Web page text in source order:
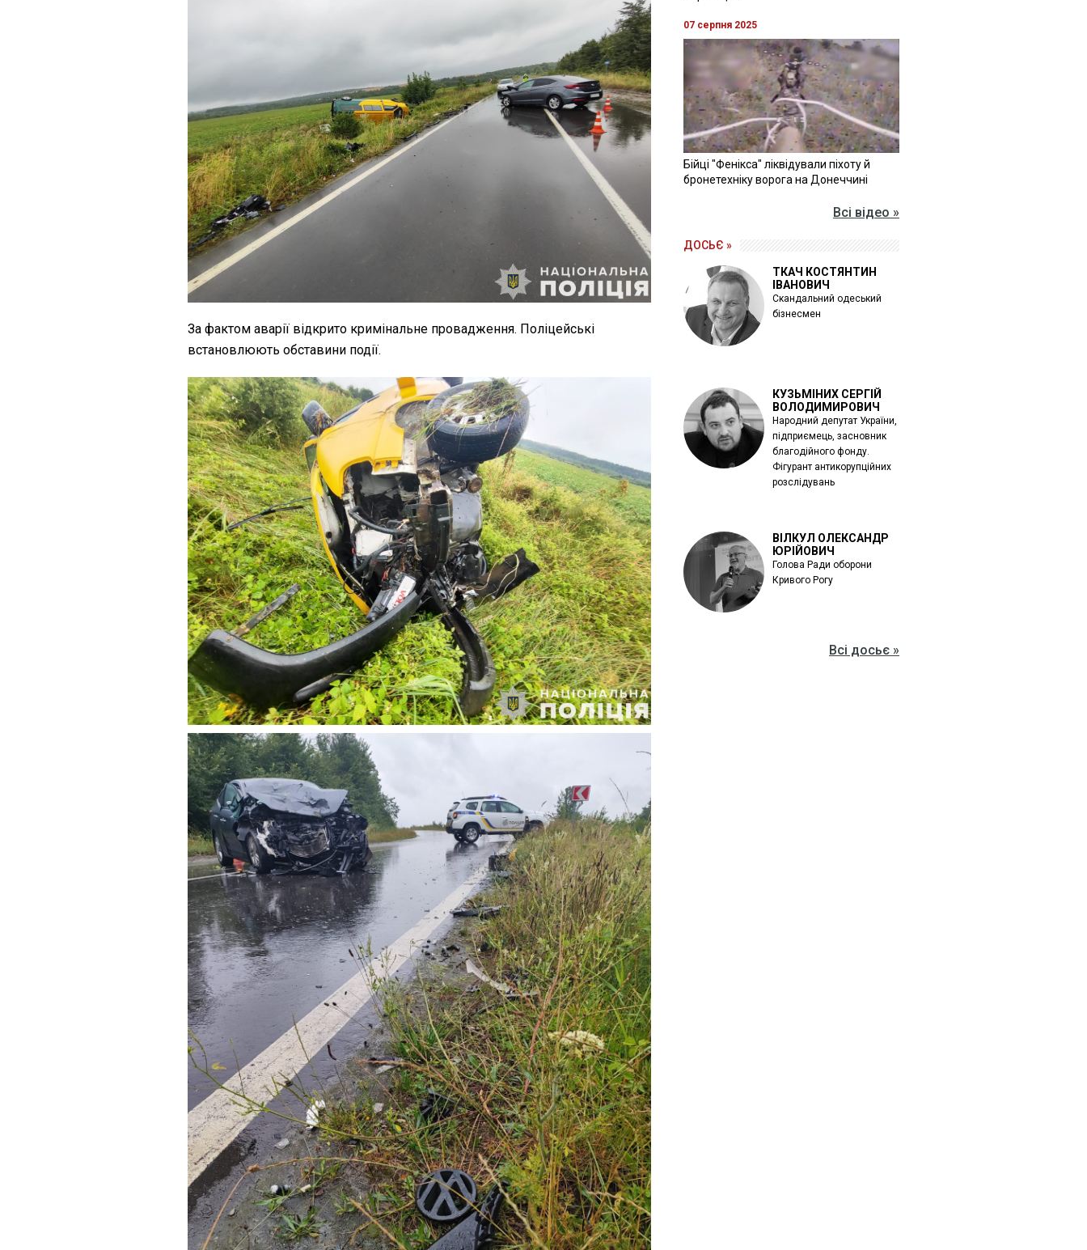
За фактом аварії відкрито кримінальне провадження. Поліцейські
встановлюють обставини події.
07 серпня 2025
Бійці "Фенікса" ліквідували піхоту й
бронетехніку ворога на Донеччині
Всі відео »
ДОСЬЄ »
ТКАЧ КОСТЯНТИН
ІВАНОВИЧ
Скандальний одеський
бізнесмен
КУЗЬМІНИХ СЕРГІЙ
ВОЛОДИМИРОВИЧ
Народний депутат України,
підприємець, засновник
благодійного фонду.
Фігурант антикорупційних
розслідувань
ВІЛКУЛ ОЛЕКСАНДР
ЮРІЙОВИЧ
Голова Ради оборони
Кривого Рогу
Всі досьє »